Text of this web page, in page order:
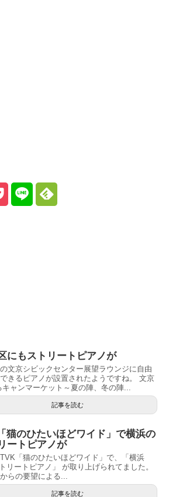
にもストリートピアノが
文京シビックセンター展望ラウンジに自由
きるピアノが設置されたようですね。 文京
キャンマーケット～夏の陣、冬の陣...
記事を読む
猫のひたいほどワイド」で横浜の
ートピアノが
「猫のひたいほどワイド」で、「横浜
リートピアノ」 が取り上げられてました。
らの要望による...
記事を読む